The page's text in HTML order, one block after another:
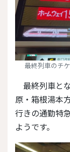
最終列車のチ
最終列車となるこの列車は長年運行されてきた小田
原・箱根湯本
行きの通勤特
ようです。